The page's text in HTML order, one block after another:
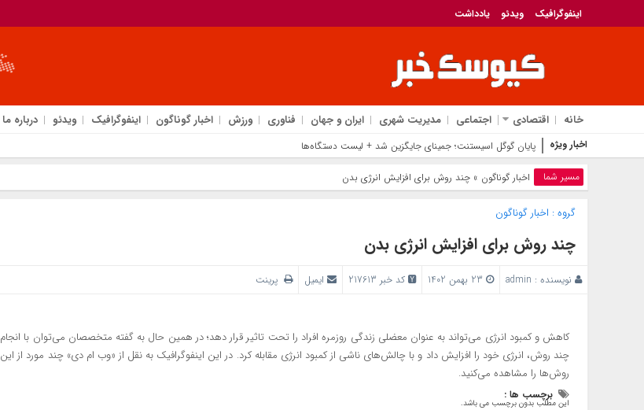
اینفوگرافیک ویدئو یادداشت
خانه اقتصادی اجتماعی مدیریت شهری ایران و جهان فناوری ورزش اخبار گوناگون اینفوگرافیک ویدئو درباره ما
اخبار ویژه پایان گوگل اسیستنت؛ جمینای جایگزین شد + لیست دستگاه‌ها
مسیر شما اخبار گوناگون » چند روش برای افزایش انرژی بدن
گروه : اخبار گوناگون
چند روش برای افزایش انرژی بدن
نویسنده : admin کد خبر 217613 ایمیل پرینت
کاهش و کمبود انرژی می‌تواند به عنوان معضلی زندگی روزمره افراد را تحت تاثیر قرار دهد؛ در همین حال به گفته متخصصان می‌توان با انجام
چند روش، انرژی خود را افزایش داد و با چالش‌های ناشی از کمبود انرژی مقابله کرد. در این اینفوگرافیک به نقل از «وب ام دی» چند مورد از این
روش‌ها را مشاهده می‌کنید.
برچسب ها :
این مطلب بدون برچسب می باشد.